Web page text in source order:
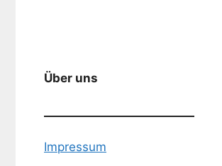
Über uns
Impressum